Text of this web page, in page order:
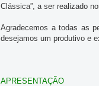
Clássica”, a ser realizado
Agradecemos a todas as
desejamos um produtivo e
APRESENTAÇÃO